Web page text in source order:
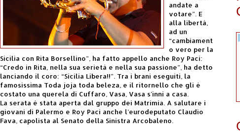
andate a
votare”. E
alla libertà,
ad un
“cambiament
o vero per la
Sicilia con Rita Borsellino”, ha fatto appello anche Roy Paci:
“Credo in Rita, nella sua serietà e nella sua passione”, ha detto
lanciando il coro: “Sicilia Libera!!”. Tra i brani eseguiti, la
famosissima Toda joja toda beleza, e il ritornello che gli è
costato una querela di Cuffaro, Vasa, Vasa s'innì a casa.
La serata è stata aperta dal gruppo dei Matrimia. A salutare i
giovani di Palermo e Roy Paci anche l’eurodeputato Claudio
Fava, capolista al Senato della Sinistra Arcobaleno.